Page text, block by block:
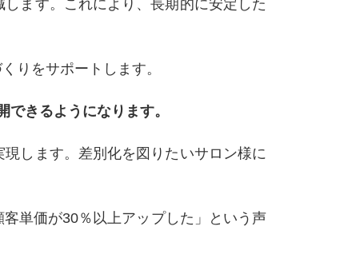
ます。これにより、長期的に安定した
りをサポートします。
きるようになります。
します。差別化を図りたいサロン様に
単価が30％以上アップした」という声